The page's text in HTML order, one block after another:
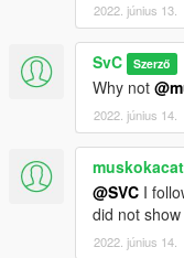
2022. június 13.
SvC Szerző
Why not
2022. június 14.
muskokacat
@SVC I
did not
2022. június 14.